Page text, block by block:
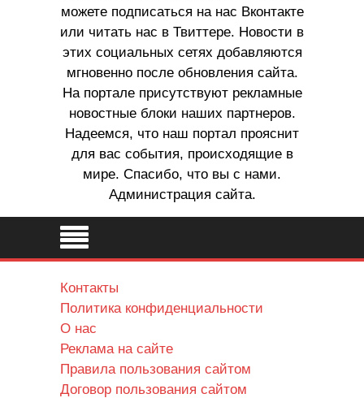
можете подписаться на нас Вконтакте
или читать нас в Твиттере. Новости в
этих социальных сетях добавляются
мгновенно после обновления сайта.
На портале присутствуют рекламные
новостные блоки наших партнеров.
Надеемся, что наш портал прояснит
для вас события, происходящие в
мире. Спасибо, что вы с нами.
Администрация сайта.
Контакты
Политика конфиденциальности
О нас
Реклама на сайте
Правила пользования сайтом
Договор пользования сайтом